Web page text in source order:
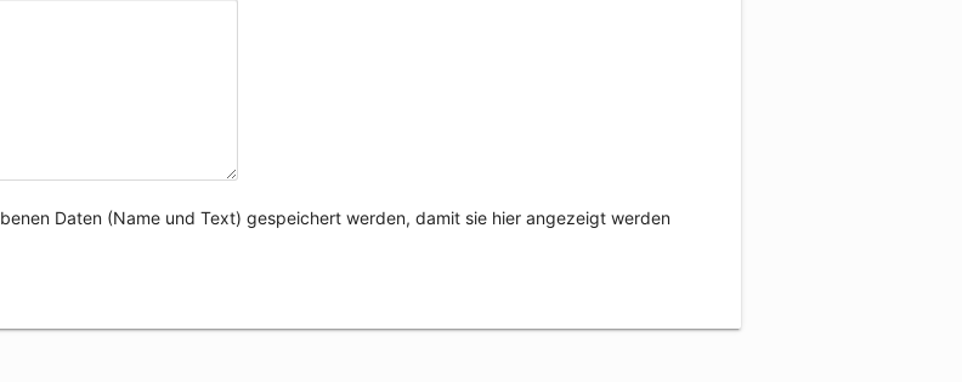
Daten (Name und Text) gespeichert werden, damit sie hier angezeigt werden